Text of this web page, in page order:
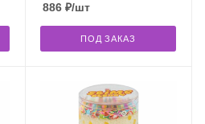
886₽/шт
ПОД ЗАКАЗ